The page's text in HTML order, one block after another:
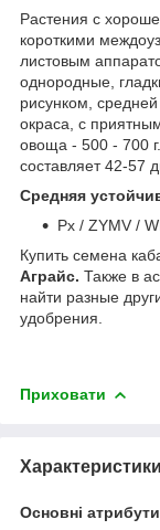
Растения с
короткими
листовым
однородные,
рисунком,
окраса, с
овоща - 500 - 700
составляет 42-57
Средняя
Px / ZYMV /
Купить семена
Аграйс. Также в
найти разные
удобрения.
Приховати
Характеристики
Основні атрибути